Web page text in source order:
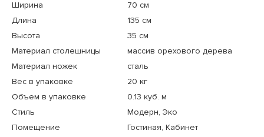
Ширина
70 см
Длина
135 см
Высота
35 см
Материал столешницы
массив орехового дерева
Материал ножек
сталь
Вес в упаковке
20 кг
Объем в упаковке
0.13 куб. м
Стиль
Модерн, Эко
Помещение
Гостиная, Кабинет